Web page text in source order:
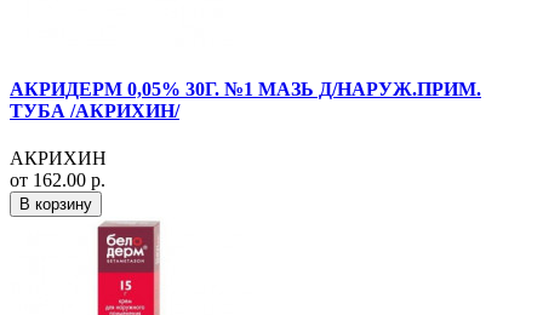
АКРИДЕРМ 0,05% 30Г. №1 МАЗЬ Д/НАРУЖ.ПРИМ.
ТУБА /АКРИХИН/
АКРИХИН
от 162.00 р.
В корзину